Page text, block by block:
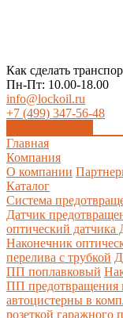
Как сделать
Пн-Пт: 10.00-18.00
info@lockoil.ru
+7 (499) 347-56-48
Главная
Компания
О компании
Каталог
Система
Датчик
оптический
Наконечник
перелива с трубкой
ПП поплавковый
ПП предотвращения
автоцистерны в
розеткой гаражного